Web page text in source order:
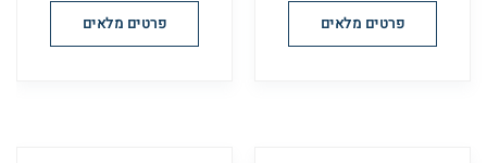
פרטים מלאים פרטים מלאים